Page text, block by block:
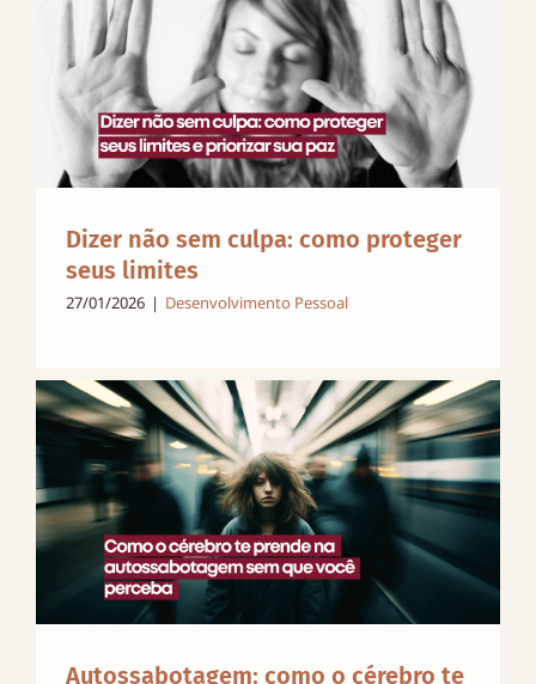
Dizer não sem culpa: como proteger
seus limites
27/01/2026 | Desenvolvimento Pessoal
Autossabotagem: como o cérebro te